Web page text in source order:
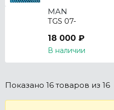
MAN
TGS 07-
18 000 ₽
В наличии
Показано 16 товаров из 16